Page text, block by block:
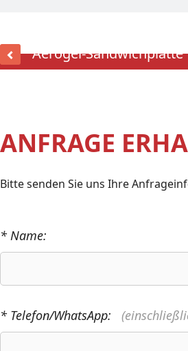
Aerogel-Sandwichplatte
ANFRAGE
Bitte senden Sie uns Ihre
* Name:
* Telefon/WhatsApp: